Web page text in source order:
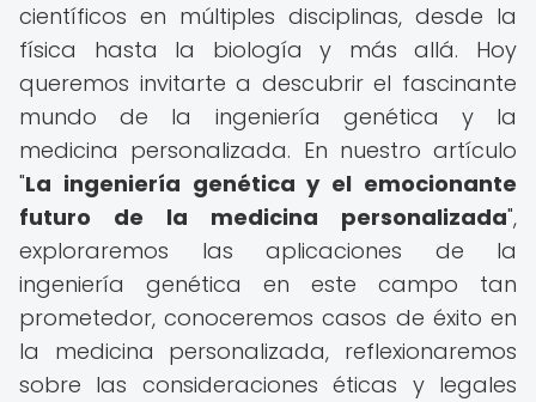
científicos en múltiples disciplinas, desde la
física hasta la biología y más allá. Hoy
queremos invitarte a descubrir el fascinante
mundo de la ingeniería genética y la
medicina personalizada. En nuestro artículo
"La ingeniería genética y el emocionante
futuro de la medicina personalizada",
exploraremos las aplicaciones de la
ingeniería genética en este campo tan
prometedor, conoceremos casos de éxito en
la medicina personalizada, reflexionaremos
sobre las consideraciones éticas y legales